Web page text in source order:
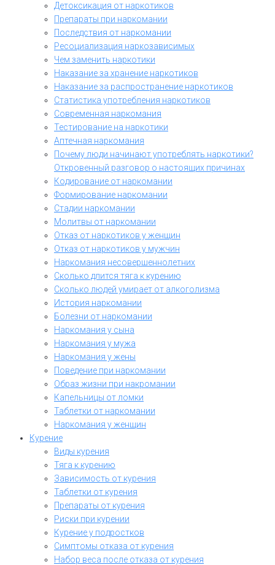
Детоксикация от наркотиков
Препараты при наркомании
Последствия от наркомании
Ресоциализация наркозависимых
Чем заменить наркотики
Наказание за хранение наркотиков
Наказание за распространение наркотиков
Статистика употребления наркотиков
Современная наркомания
Тестирование на наркотики
Аптечная наркомания
Почему люди начинают употреблять наркотики?
Откровенный разговор о настоящих причинах
Кодирование от наркомании
Формирование наркомании
Стадии наркомании
Молитвы от наркомании
Отказ от наркотиков у женщин
Отказ от наркотиков у мужчин
Наркомания несовершеннолетних
Сколько длится тяга к курению
Сколько людей умирает от алкоголизма
История наркомании
Болезни от наркомании
Наркомания у сына
Наркомания у мужа
Наркомания у жены
Поведение при наркомании
Образ жизни при накромании
Капельницы от ломки
Таблетки от наркомании
Наркомания у женщин
Курение
Виды курения
Тяга к курению
Зависимость от курения
Таблетки от курения
Препараты от курения
Риски при курении
Курение у подростков
Симптомы отказа от курения
Набор веса после отказа от курения